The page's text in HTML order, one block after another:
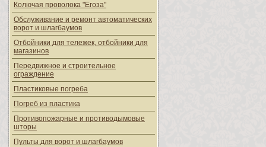
Колючая проволока "Егоза"
Обслуживание и ремонт автоматических
ворот и шлагбаумов
Отбойники для тележек, отбойники для
магазинов
Передвижное и строительное
ограждение
Пластиковые погреба
Погреб из пластика
Противопожарные и противодымовые
шторы
Пульты для ворот и шлагбаумов